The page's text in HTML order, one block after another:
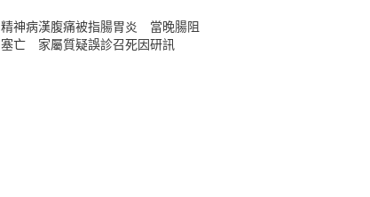
精神病漢腹痛被指腸胃炎 當晚腸阻
塞亡 家屬質疑誤診召死因研訊